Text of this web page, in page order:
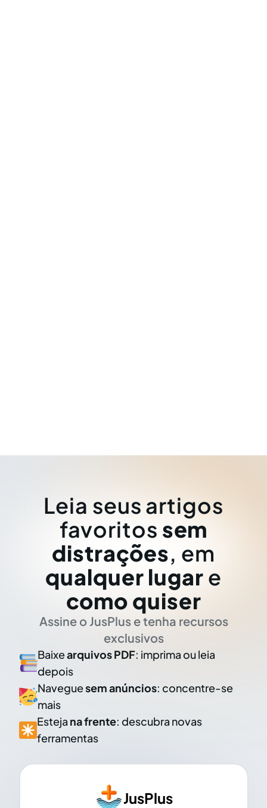
Leia seus artigos
favoritos sem
distrações, em
qualquer lugar e
como quiser
Assine o JusPlus e tenha recursos
exclusivos
Baixearquivos PDF: imprima ou leia
depois
Naveguesem anúncios: concentre-se
mais
Esteja na frente: descubra novas
ferramentas
JusPlus